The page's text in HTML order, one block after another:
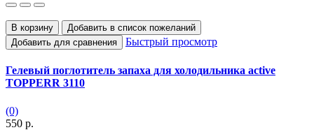
В корзину
Добавить в список пожеланий
Добавить для сравнения
Быстрый просмотр
Гелевый поглотитель запаха для холодильника active
TOPPERR 3110
(0)
550 р.